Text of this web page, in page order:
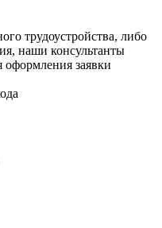
трудоустройства, либо
наши консультанты
оформления заявки